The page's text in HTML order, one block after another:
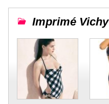
Imprimé Vichy